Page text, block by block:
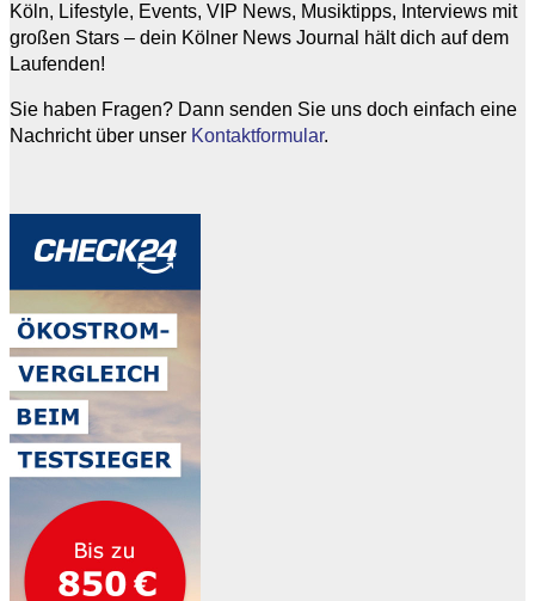
Köln, Lifestyle, Events, VIP News, Musiktipps, Interviews mit
großen Stars – dein Kölner News Journal hält dich auf dem
Laufenden!
Sie haben Fragen? Dann senden Sie uns doch einfach eine
Nachricht über unser Kontaktformular.